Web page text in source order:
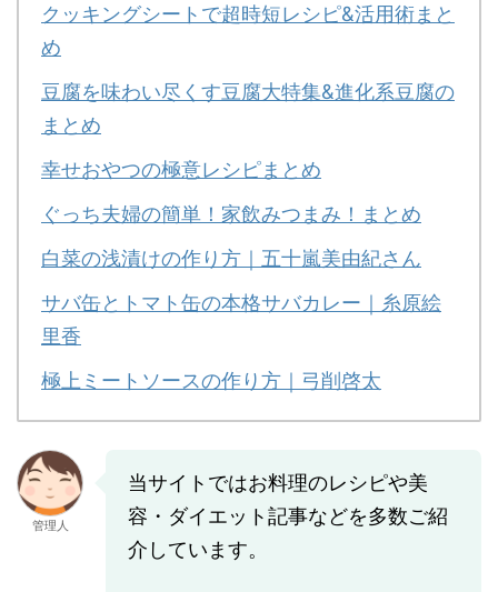
クッキングシートで超時短レシピ&活用術まと
め
豆腐を味わい尽くす豆腐大特集&進化系豆腐の
まとめ
幸せおやつの極意レシピまとめ
ぐっち夫婦の簡単！家飲みつまみ！まとめ
白菜の浅漬けの作り方｜五十嵐美由紀さん
サバ缶とトマト缶の本格サバカレー｜糸原絵
里香
極上ミートソースの作り方｜弓削啓太
管理人
当サイトではお料理のレシピや美
容・ダイエット記事などを多数ご紹
介しています。